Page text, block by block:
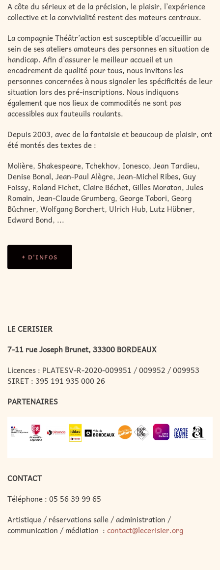
A côte du sérieux et de la précision, le plaisir, l’expérience
collective et la convivialité restent des moteurs centraux.
La compagnie Théâtr’action est susceptible d’accueillir au
sein de ses ateliers amateurs des personnes en situation de
handicap. Afin d’assurer le meilleur accueil et un
encadrement de qualité pour tous, nous invitons les
personnes concernées à nous signaler les spécificités de leur
situation lors des pré-inscriptions. Nous indiquons
également que nos lieux de commodités ne sont pas
accessibles aux fauteuils roulants.
Depuis 2003, avec de la fantaisie et beaucoup de plaisir, ont
été montés des textes de :
Molière, Shakespeare, Tchekhov, Ionesco, Jean Tardieu,
Denise Bonal, Jean-Paul Alègre, Jean-Michel Ribes, Guy
Foissy, Roland Fichet, Claire Béchet, Gilles Moraton, Jules
Romain, Jean-Claude Grumberg, George Tabori, Georg
Büchner, Wolfgang Borchert, Ulrich Hub, Lutz Hübner,
Edward Bond, ...
+ D'INFOS
LE CERISIER
7-11 rue Joseph Brunet, 33300 BORDEAUX
Licences : PLATESV-R-2020-009951 / 009952 / 009953
SIRET : 395 191 935 000 26
PARTENAIRES
CONTACT
Téléphone : 05 56 39 99 65
Artistique / réservations salle / administration /
communication / médiation : contact@lecerisier.org